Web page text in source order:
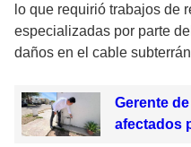
lo que requirió trabajos de
especializadas por parte del
daños en el cable
Gerente
afectados